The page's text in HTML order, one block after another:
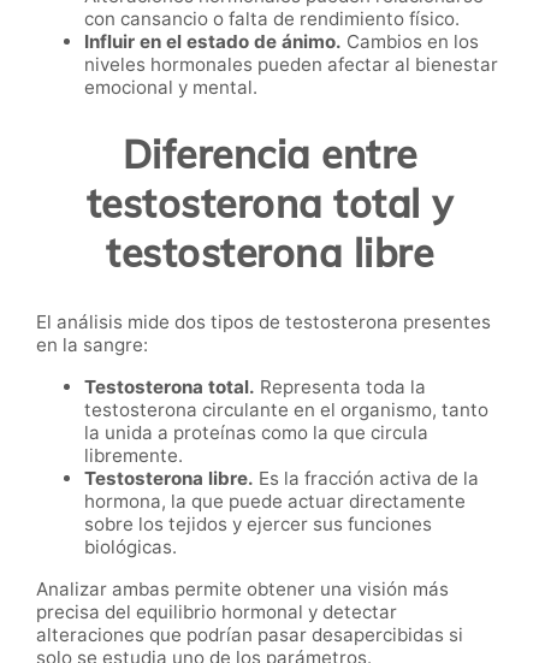
con cansancio o falta de rendimiento físico.
Influir en el estado de ánimo. Cambios en los
niveles hormonales pueden afectar al bienestar
emocional y mental.
Diferencia entre
testosterona total y
testosterona libre
El análisis mide dos tipos de testosterona presentes
en la sangre:
Testosterona total. Representa toda la
testosterona circulante en el organismo, tanto
la unida a proteínas como la que circula
libremente.
Testosterona libre. Es la fracción activa de la
hormona, la que puede actuar directamente
sobre los tejidos y ejercer sus funciones
biológicas.
Analizar ambas permite obtener una visión más
precisa del equilibrio hormonal y detectar
alteraciones que podrían pasar desapercibidas si
solo se estudia uno de los parámetros.